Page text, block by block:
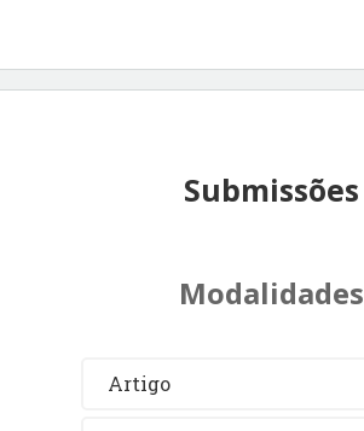
Submissões
Modalidades
Artigo